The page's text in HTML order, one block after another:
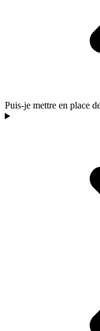
Puis-je mettre en place